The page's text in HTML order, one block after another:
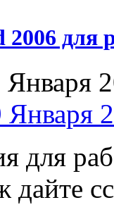
для
Января
Января
для
дайте